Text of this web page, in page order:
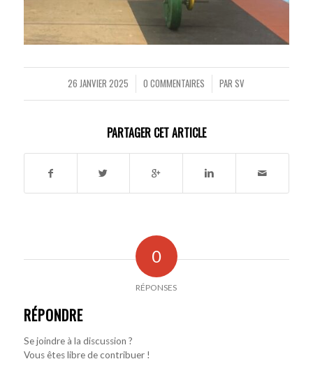
26 JANVIER 2025
/ 0 COMMENTAIRES
/ PARSV
PARTAGER CET ARTICLE
0
RÉPONSES
RÉPONDRE
Se joindre à la discussion ?
Vous êtes libre de contribuer !